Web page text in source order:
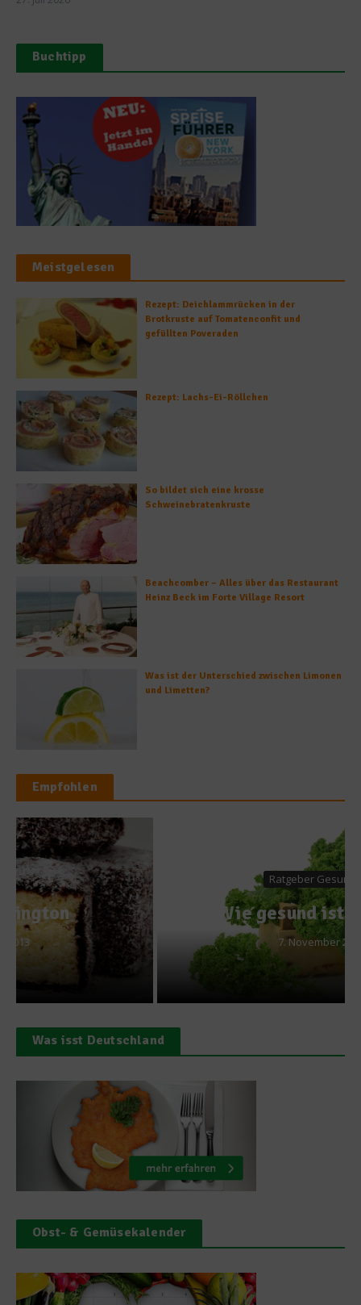
Buchtipp
Meistgelesen
Rezept: Deichlammrücken in der
Brotkruste auf Tomatenconfit und
gefüllten Poveraden
Rezept: Lachs-Ei-Röllchen
So bildet sich eine krosse
Schweinebratenkruste
Beachcomber – Alles über das Restaurant
Heinz Beck im Forte Village Resort
Was ist der Unterschied zwischen Limonen
und Limetten?
Empfohlen
Ratgeber Gesundheit
Wie gesund ist Grünkohl
7. November 2013
Was isst Deutschland
Obst- & Gemüsekalender